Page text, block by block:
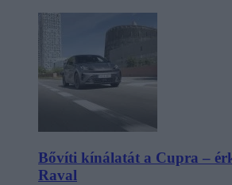
Bővíti kínálatát a Cupra –
Raval